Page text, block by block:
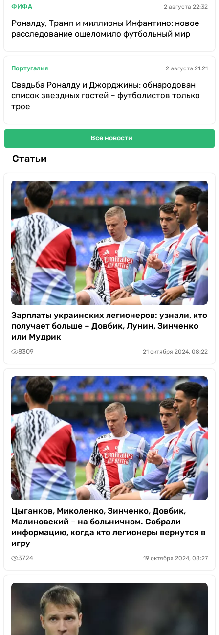
ФИФА 2 августа 22:32
Роналду, Трамп и миллионы Инфантино: новое
расследование ошеломило футбольный мир
Португалия 2 августа 21:21
Свадьба Роналду и Джорджины: обнародован
список звездных гостей – футболистов только
трое
Все новости
Статьи
Зарплаты украинских легионеров: узнали, кто
получает больше – Довбик, Лунин, Зинченко
или Мудрик
8309 21 октября 2024, 08:22
Цыганков, Миколенко, Зинченко, Довбик,
Малиновский – на больничном. Собрали
информацию, когда кто легионеры вернутся в
игру
3724 19 октября 2024, 08:27